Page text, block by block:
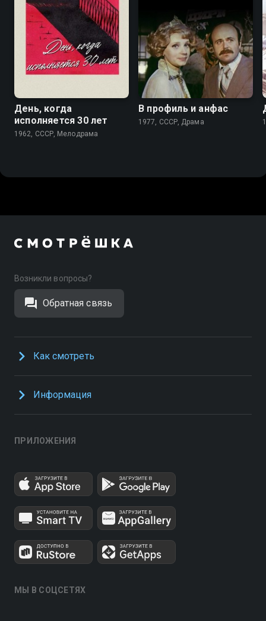
5.7
День, когда
исполняется 30 лет
1962, СССР, Мелодрама
6.6
В профиль и анфас
1977, СССР, Драма
Возникли вопросы?
Обратная связь
Как смотреть
Информация
ПРИЛОЖЕНИЯ
МЫ В СОЦСЕТЯХ